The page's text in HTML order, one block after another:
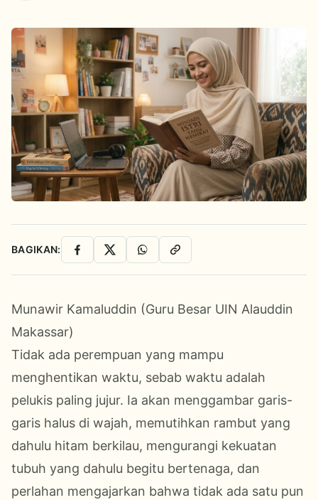
BAGIKAN: Facebook
X WhatsAppSalin Link
Munawir Kamaluddin (Guru Besar UIN Alauddin
Makassar)
Tidak ada perempuan yang mampu
menghentikan waktu, sebab waktu adalah
pelukis paling jujur. Ia akan menggambar garis-
garis halus di wajah, memutihkan rambut yang
dahulu hitam berkilau, mengurangi kekuatan
tubuh yang dahulu begitu bertenaga, dan
perlahan mengajarkan bahwa tidak ada satu pun